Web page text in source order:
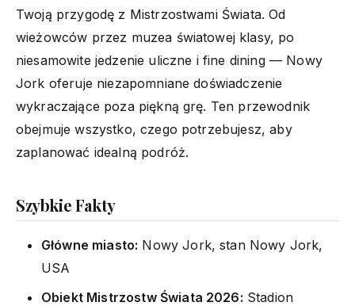
Twoją przygodę z Mistrzostwami Świata. Od
wieżowców przez muzea światowej klasy, po
niesamowite jedzenie uliczne i fine dining — Nowy
Jork oferuje niezapomniane doświadczenie
wykraczające poza piękną grę. Ten przewodnik
obejmuje wszystko, czego potrzebujesz, aby
zaplanować idealną podróż.
Szybkie Fakty
Główne miasto: Nowy Jork, stan Nowy Jork,
USA
Obiekt Mistrzostw Świata 2026: Stadion